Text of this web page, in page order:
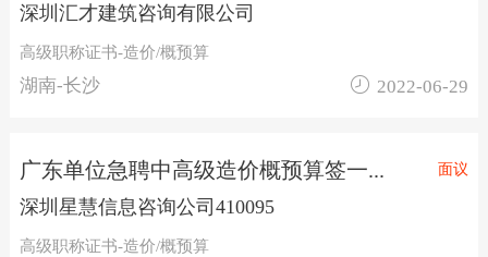
深圳汇才建筑咨询有限公司
高级职称证书-造价/概预算
湖南-长沙  2022-06-29
广东单位急聘中高级造价概预算签一... 面议
深圳星慧信息咨询公司410095
高级职称证书-造价/概预算